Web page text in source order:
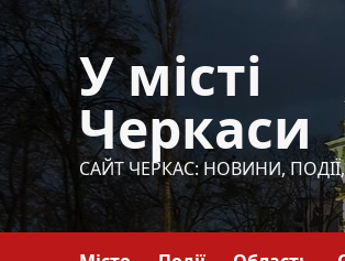
Перейти
до
вмісту
У місті
Черкаси
САЙТ ЧЕРКАС: НОВИНИ,